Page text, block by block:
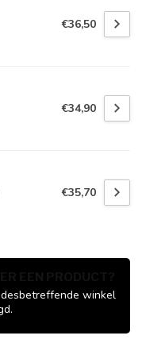
€36,50
€34,90
€35,70
winkel